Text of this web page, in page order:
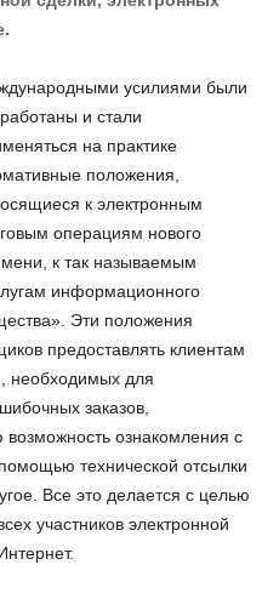
усилиями были
и стали
на практике
положения,
к электронным
операциям нового
к так называемым
информационного
Эти положения
предоставлять клиентам
необходимых для
заказов,
ознакомления с
технической отсылки
Все это делается с целью
участников электронной